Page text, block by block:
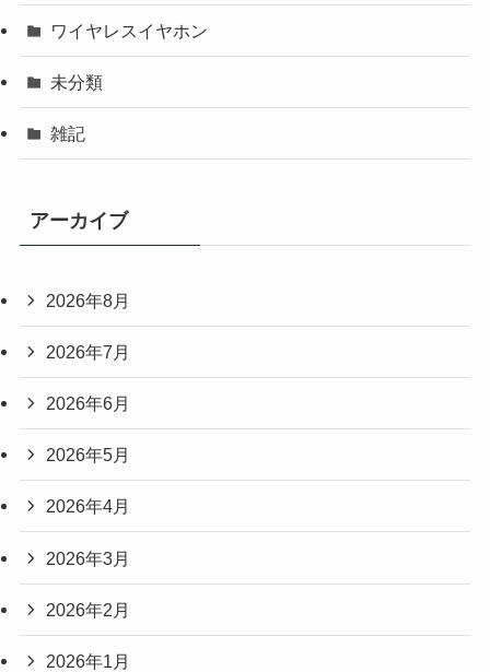
ワイヤレスイヤホン
未分類
雑記
アーカイブ
2026年8月
2026年7月
2026年6月
2026年5月
2026年4月
2026年3月
2026年2月
2026年1月